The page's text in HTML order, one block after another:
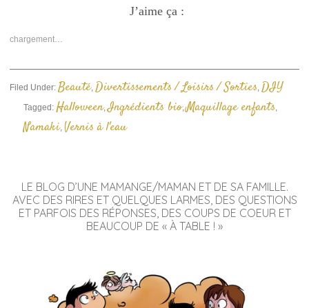
Facebook(ouvre
dans
Twitter(ouvre
dans
dans
une
nouvelle
fenêtre)
J’aime ça :
chargement…
Filed Under:Beauté, Divertissements / Loisirs / Sorties, DIY
Tagged: Halloween,Ingrédients bio,Maquillage enfants,
Namaki,Vernis à l'eau
LE BLOG D’UNE MAMANGE/MAMAN ET DE SA FAMILLE.
AVEC DES RIRES ET QUELQUES LARMES, DES QUESTIONS
ET PARFOIS DES RÉPONSES, DES COUPS DE COEUR ET
BEAUCOUP DE « À TABLE ! »